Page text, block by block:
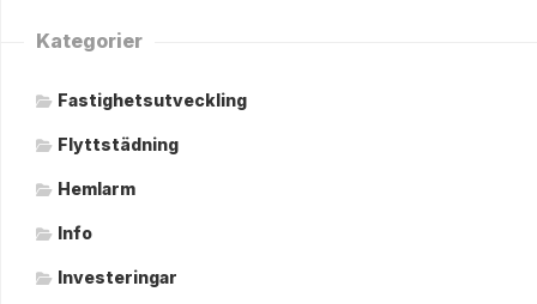
Kategorier
Fastighetsutveckling
Flyttstädning
Hemlarm
Info
Investeringar